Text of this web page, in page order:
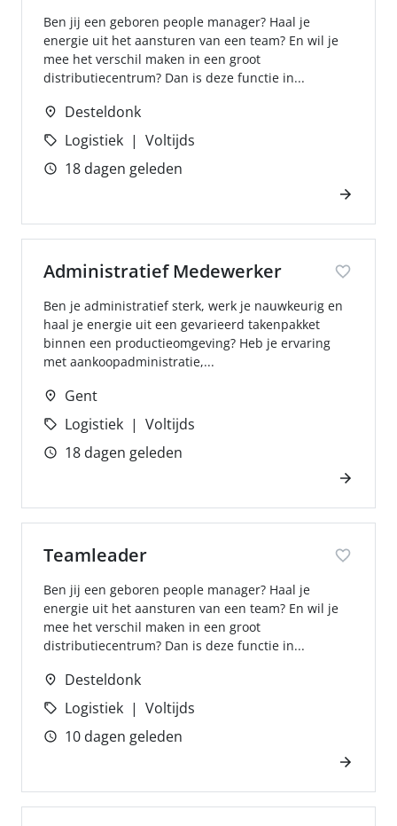
Ben jij een geboren people manager? Haal je
energie uit het aansturen van een team? En wil je
mee het verschil maken in een groot
distributiecentrum? Dan is deze functie in...
Desteldonk
Logistiek
Voltijds
18 dagen geleden
Administratief Medewerker
Ben je administratief sterk, werk je nauwkeurig en
haal je energie uit een gevarieerd takenpakket
binnen een productieomgeving? Heb je ervaring
met aankoopadministratie,...
Gent
Logistiek
Voltijds
18 dagen geleden
Teamleader
Ben jij een geboren people manager? Haal je
energie uit het aansturen van een team? En wil je
mee het verschil maken in een groot
distributiecentrum? Dan is deze functie in...
Desteldonk
Logistiek
Voltijds
10 dagen geleden